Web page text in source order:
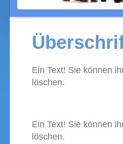
Ein Text! Sie können
löschen.
Ein Text! Sie können
löschen.